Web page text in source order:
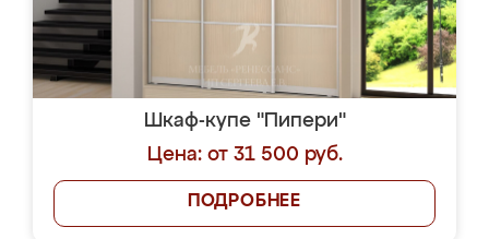
Шкаф-купе "Пипери"
Цена: от 31 500 руб.
ПОДРОБНЕЕ